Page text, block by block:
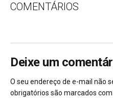
COMENTÁRIOS
Deixe um
O seu endereço de e-mail não
obrigatórios são marcados com